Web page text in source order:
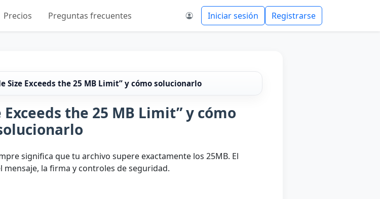
Precios Preguntas frecuentes Iniciar sesión Registrarse
Size Exceeds the 25 MB Limit” y cómo solucionarlo
the 25 MB Limit” y cómo
significa que tu archivo supere exactamente los 25MB. El
la firma y controles de seguridad.